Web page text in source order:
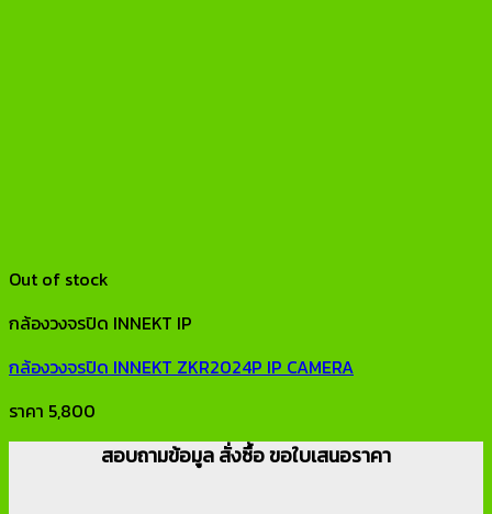
Out of stock
กล้องวงจรปิด INNEKT IP
กล้องวงจรปิด INNEKT ZKR2024P IP CAMERA
ราคา 5,800
สอบถามข้อมูล สั่งซื้อ ขอใบเสนอราคา